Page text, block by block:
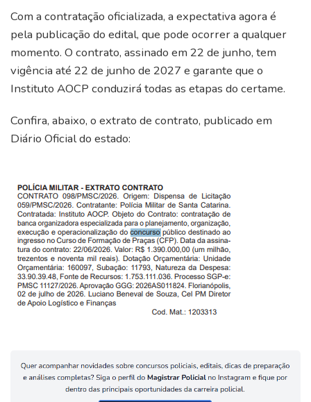
Com a contratação oficializada, a expectativa agora é
pela publicação do edital, que pode ocorrer a qualquer
momento. O contrato, assinado em 22 de junho, tem
vigência até 22 de junho de 2027 e garante que o
Instituto AOCP conduzirá todas as etapas do certame.
Confira, abaixo, o extrato de contrato, publicado em
Diário Oficial do estado: